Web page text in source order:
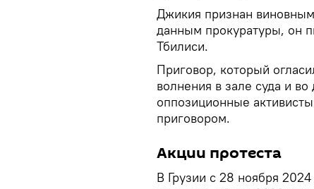
Джикия признан
данным прокуратуры, он
Тбилиси.
Приговор, который
волнения в зале суда и
оппозиционные
приговором.
Акции протеста
В Грузии с 28 ноября